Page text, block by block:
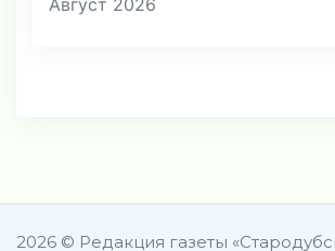
Август 2026
2026 © Редакция газеты